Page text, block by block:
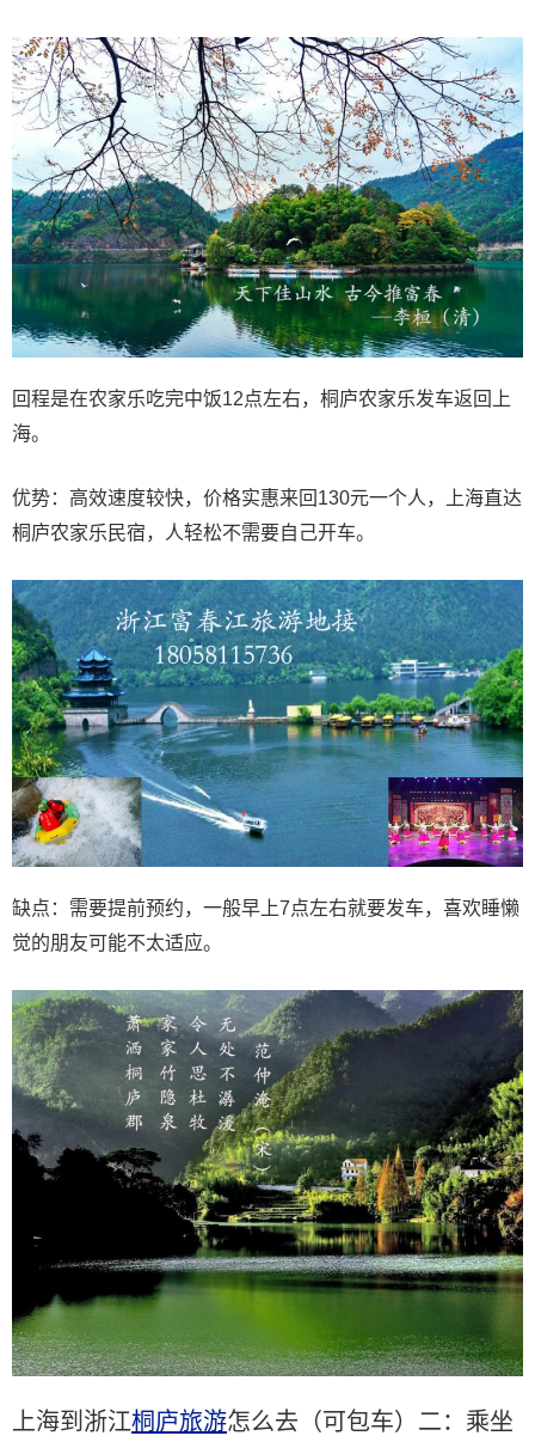
回程是在农家乐吃完中饭12点左右，桐庐农家乐发车返回上
海。
优势：高效速度较快，价格实惠来回130元一个人，上海直达
桐庐农家乐民宿，人轻松不需要自己开车。
缺点：需要提前预约，一般早上7点左右就要发车，喜欢睡懒
觉的朋友可能不太适应。
上海到浙江桐庐旅游怎么去（可包车）二：乘坐